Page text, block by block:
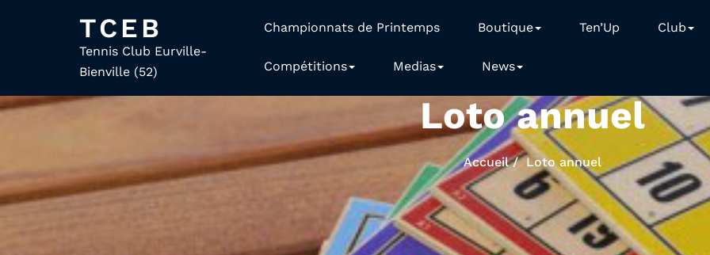
TCEB
Tennis Club Eurville-
Bienville (52)
Championnats de Printemps Boutique Ten’Up Club
Compétitions Medias News
Loto annuel
Accueil Loto annuel